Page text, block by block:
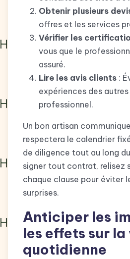
Obtenir plusieurs
offres et les services
Vérifier les
vous que le
assuré.
Lire les avis clients :
expériences des
professionnel.
Un bon artisan
respectera le calendrier
de diligence tout au long
signer tout contrat, relisez
chaque clause pour éviter
surprises.
Anticiper les
les effets sur la
quotidienne